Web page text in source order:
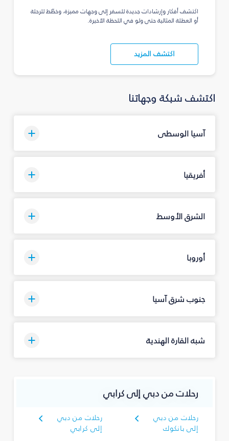
اكتشف أفكار وإرشادات جديدة للسفر إلى وجهات مميزة، وخطّط للرحلة
أو العطلة المثالية حتى ولو في اللحظة الأخيرة.
اكتشف المزيد
اكتشف شبكة وجهاتنا
آسيا الوسطى
أفريقيا
الشرق الأوسط
أوروبا
جنوب شرق آسيا
شبه القارة الهندية
رحلات من دبي إلى كرابي
رحلات من دبي
إلى بانكوك
رحلات من دبي
إلى كرابي